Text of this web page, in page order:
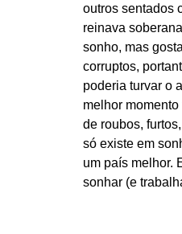
outros sentados
reinava
sonho, mas
corruptos,
poderia turvar o
melhor
de roubos,
só existe em
um país melhor.
sonhar (e